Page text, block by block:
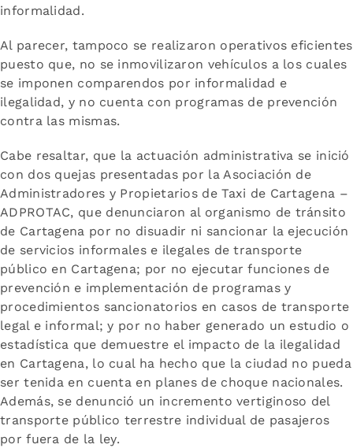
informalidad.
Al parecer, tampoco se realizaron operativos eficientes
puesto que, no se inmovilizaron vehículos a los cuales
se imponen comparendos por informalidad e
ilegalidad, y no cuenta con programas de prevención
contra las mismas.
Cabe resaltar, que la actuación administrativa se inició
con dos quejas presentadas por la Asociación de
Administradores y Propietarios de Taxi de Cartagena –
ADPROTAC, que denunciaron al organismo de tránsito
de Cartagena por no disuadir ni sancionar la ejecución
de servicios informales e ilegales de transporte
público en Cartagena; por no ejecutar funciones de
prevención e implementación de programas y
procedimientos sancionatorios en casos de transporte
legal e informal; y por no haber generado un estudio o
estadística que demuestre el impacto de la ilegalidad
en Cartagena, lo cual ha hecho que la ciudad no pueda
ser tenida en cuenta en planes de choque nacionales.
Además, se denunció un incremento vertiginoso del
transporte público terrestre individual de pasajeros
por fuera de la ley.